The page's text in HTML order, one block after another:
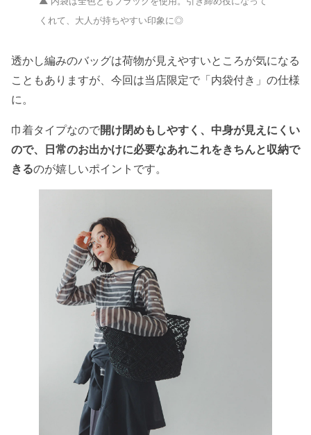
くれて、大人が持ちやすい印象に◎
透かし編みのバッグは荷物が見えやすいところが気になる
こともありますが、今回は当店限定で「内袋付き」の仕様
に。
巾着タイプなので開け閉めもしやすく、中身が見えにくい
ので、日常のお出かけに必要なあれこれをきちんと収納で
きるのが嬉しいポイントです。